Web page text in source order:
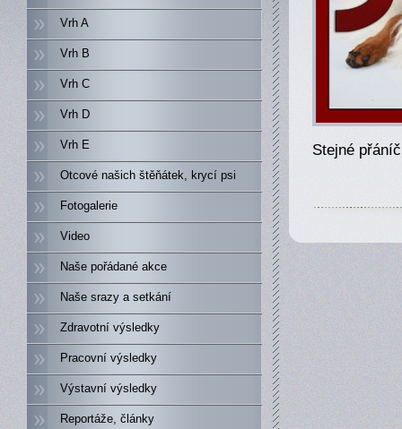
Vrh A
Vrh B
Vrh C
Vrh D
Vrh E
Otcové našich štěňátek, krycí psi
Fotogalerie
Video
Naše pořádané akce
Naše srazy a setkání
Zdravotní výsledky
Pracovní výsledky
Výstavní výsledky
Reportáže, články
Stejné